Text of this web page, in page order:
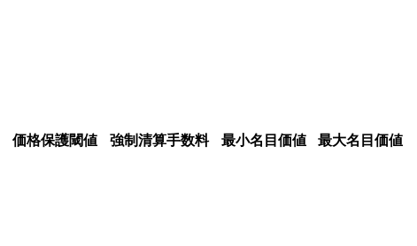
価格保護閾値 強制清算手数料 最小名目価値
最大名目価値